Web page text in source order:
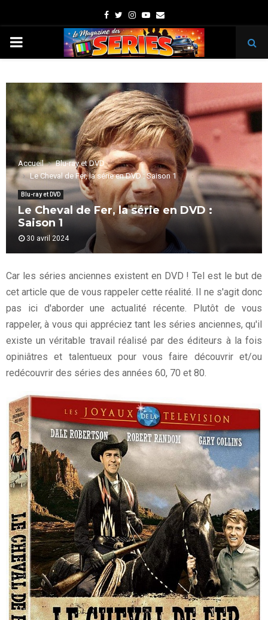
Facebook
TwitterInstagram
Youtube
Email
PRIMARY
Accueil
Blu-ray et DVD
Le Cheval de Fer, la série en DVD : Saison 1
Blu-ray et DVD
Le Cheval de Fer, la série en DVD :
Saison 1
30 avril 2024
Car les séries anciennes existent en DVD ! Tel est le but de
cet article que de vous rappeler cette réalité. Il ne s'agit donc
pas ici d'aborder une actualité récente. Plutôt de vous
rappeler, à vous qui appréciez tant les séries anciennes, qu'il
existe un véritable travail réalisé par des éditeurs à la fois
opiniâtres et talentueux pour vous faire découvrir et/ou
redécouvrir des séries des années 60, 70 et 80.